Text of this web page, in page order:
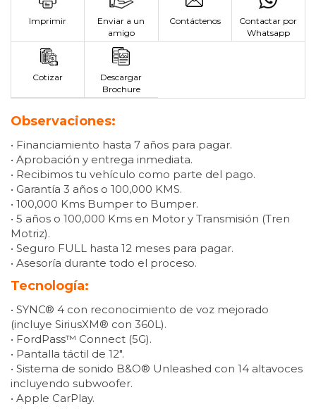
Imprimir
Enviar a un
amigo
Contáctenos
Contactar por
Whatsapp
Cotizar
Descargar
Brochure
Observaciones:
• Financiamiento hasta 7 años para pagar.
• Aprobación y entrega inmediata.
• Recibimos tu vehículo como parte del pago.
• Garantía 3 años o 100,000 KMS.
• 100,000 Kms Bumper to Bumper.
• 5 años o 100,000 Kms en Motor y Transmisión (Tren
Motriz).
• Seguro FULL hasta 12 meses para pagar.
• Asesoría durante todo el proceso.
Tecnología:
• SYNC® 4 con reconocimiento de voz mejorado
(incluye SiriusXM® con 360L).
• FordPass™ Connect (5G).
• Pantalla táctil de 12″.
• Sistema de sonido B&O® Unleashed con 14 altavoces
incluyendo subwoofer.
• Apple CarPlay.